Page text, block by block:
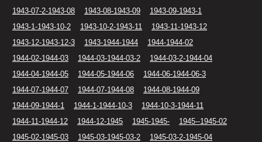
1943-07-2-1943-08
1943-08-1943-09
1943-09-1943-1
1943-1-1943-10-2
1943-10-2-1943-11
1943-11-1943-12
1943-12-1943-12-3
1943-1944-1944
1944-1944-02
1944-02-1944-03
1944-03-1944-03-2
1944-03-2-1944-04
1944-04-1944-05
1944-05-1944-06
1944-06-1944-06-3
1944-07-1944-07
1944-07-1944-08
1944-08-1944-09
1944-09-1944-1
1944-1-1944-10-3
1944-10-3-1944-11
1944-11-1944-12
1944-12-1945 1945-1945-
1945--1945-02
1945-02-1945-03
1945-03-1945-03-2
1945-03-2-1945-04